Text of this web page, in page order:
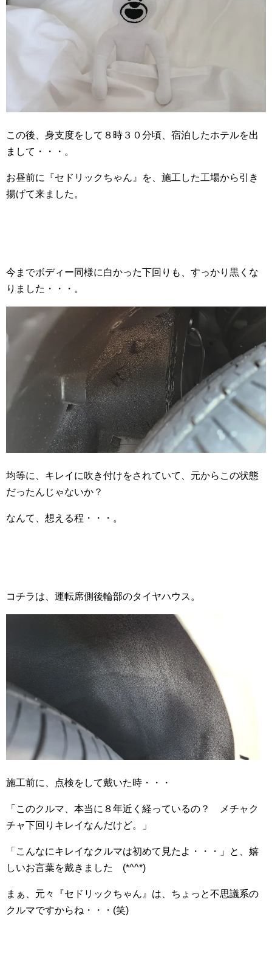
この後、身支度をして８時３０分頃、宿泊したホテルを出
まして・・・。
お昼前に『セドリックちゃん』を、施工した工場から引き
揚げて来ました。
今までボディー同様に白かった下回りも、すっかり黒くな
りました・・・。
均等に、キレイに吹き付けをされていて、元からこの状態
だったんじゃないか？
なんて、想える程・・・。
コチラは、運転席側後輪部のタイヤハウス。
施工前に、点検をして戴いた時・・・
「このクルマ、本当に８年近く経っているの？ メチャク
チャ下回りキレイなんだけど。」
「こんなにキレイなクルマは初めて見たよ・・・」と、嬉
しいお言葉を戴きました (*^^*)
まぁ、元々『セドリックちゃん』は、ちょっと不思議系の
クルマですからね・・・(笑)